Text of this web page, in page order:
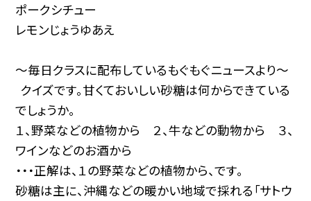
ポークシチュー
レモンじょうゆあえ
～毎日クラスに配布しているもぐもぐニュースより～
クイズです。甘くておいしい砂糖は何からできている
でしょうか。
１、野菜などの植物から ２、牛などの動物から ３、
ワインなどのお酒から
・・・正解は、１の野菜などの植物から、です。
砂糖は主に、沖縄などの暖かい地域で採れる「サトウ